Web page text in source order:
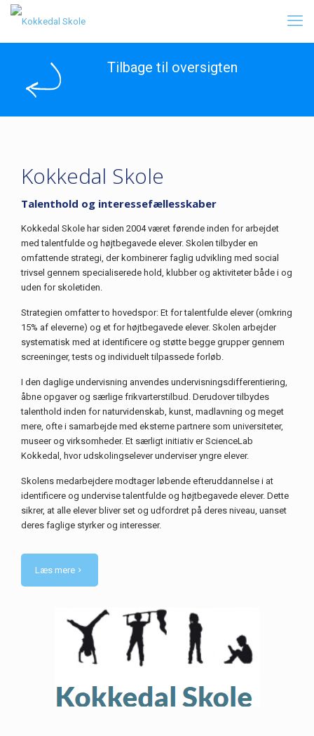
Tilbage til oversigten
Kokkedal Skole
Talenthold og interessefællesskaber
Kokkedal Skole har siden 2004 været førende inden for arbejdet
med talentfulde og højtbegavede elever. Skolen tilbyder en
omfattende strategi, der kombinerer faglig udvikling med social
trivsel gennem specialiserede hold, klubber og aktiviteter både i og
uden for skoletiden.
Strategien omfatter to hovedspor: Et for talentfulde elever (omkring
15% af eleverne) og et for højtbegavede elever. Skolen arbejder
systematisk med at identificere og støtte begge grupper gennem
screeninger, tests og individuelt tilpassede forløb.
I den daglige undervisning anvendes undervisningsdifferentiering,
åbne opgaver og særlige frikvarterstilbud. Derudover tilbydes
talenthold inden for naturvidenskab, kunst, madlavning og meget
mere, ofte i samarbejde med eksterne partnere som universiteter,
museer og virksomheder. Et særligt initiativ er ScienceLab
Kokkedal, hvor udskolingselever underviser yngre elever.
Skolens medarbejdere modtager løbende efteruddannelse i at
identificere og undervise talentfulde og højtbegavede elever. Dette
sikrer, at alle elever bliver set og udfordret på deres niveau, uanset
deres faglige styrker og interesser.
Læs mere